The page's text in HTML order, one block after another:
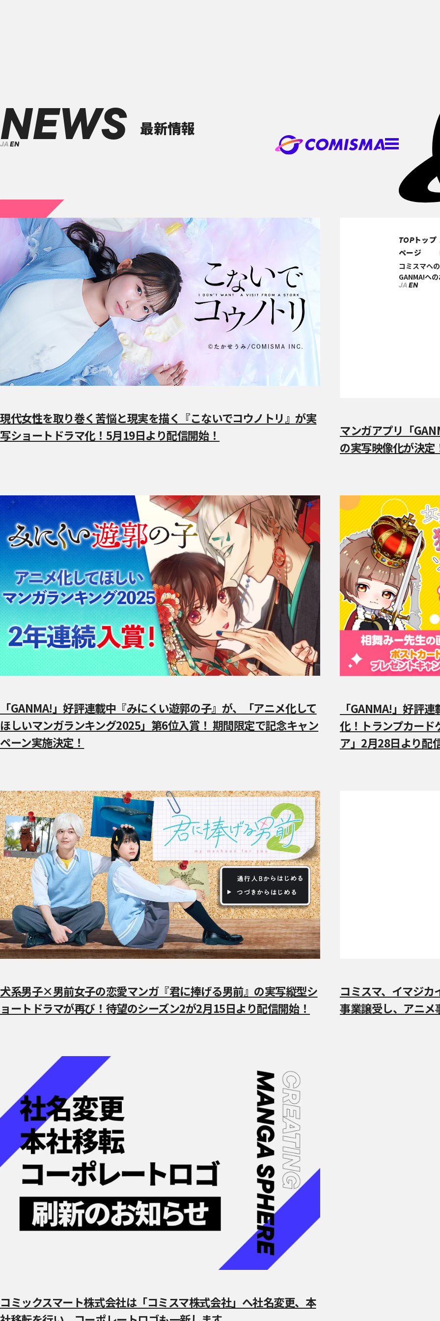
JA EN
TOPトップ
ページ
コミスマへ
GANMA!へ
JA EN
NEWS 最新情報
現代女性を取り巻く苦悩と現実を描く『こないでコウノトリ』が実
写ショートドラマ化！5月19日より配信開始！
マンガアプリ「
の実写映像化が決定
「GANMA!」好評連載中『みにくい遊郭の子』が、「アニメ化して
ほしいマンガランキング2025」第6位入賞！ 期間限定で記念キャン
ペーン実施決定！
「GANMA!」好評
化！トランプカード
ア」2月28日より配
犬系男子×男前女子の恋愛マンガ『君に捧げる男前』の実写縦型シ
ョートドラマが再び！待望のシーズン2が2月15日より配信開始！
コミスマ、イマジ
事業譲受し、アニメ
コミックスマート株式会社は「コミスマ株式会社」へ社名変更、本